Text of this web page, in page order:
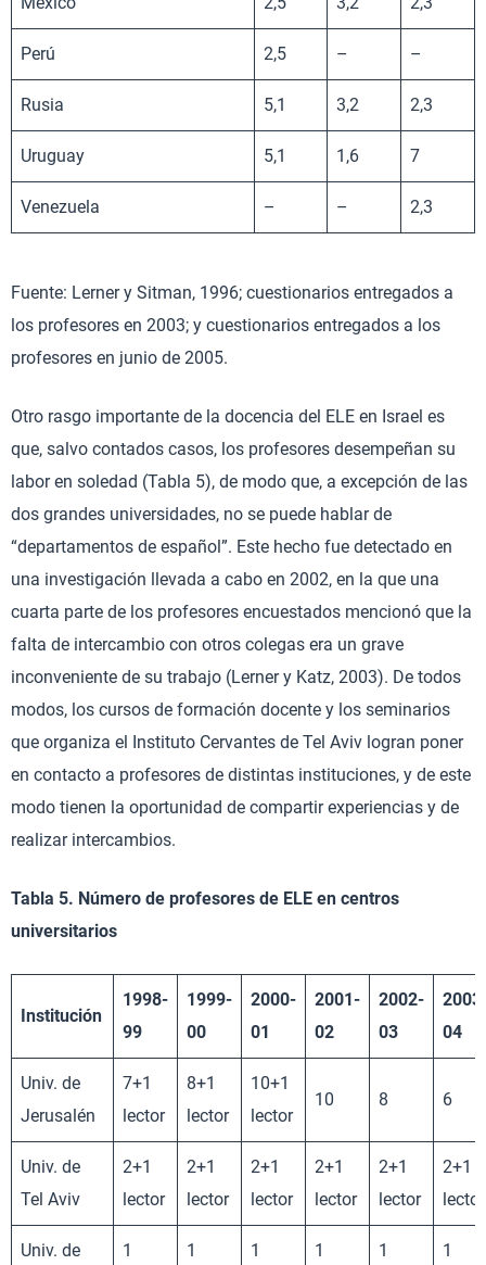
Perú 2,5 – –
Rusia 5,1 3,2 2,3
Uruguay 5,1 1,6 7
Venezuela – – 2,3
Fuente: Lerner y Sitman, 1996; cuestionarios entregados a
los profesores en 2003; y cuestionarios entregados a los
profesores en junio de 2005.
Otro rasgo importante de la docencia del ELE en Israel es
que, salvo contados casos, los profesores desempeñan su
labor en soledad (Tabla 5), de modo que, a excepción de las
dos grandes universidades, no se puede hablar de
“departamentos de español”. Este hecho fue detectado en
una investigación llevada a cabo en 2002, en la que una
cuarta parte de los profesores encuestados mencionó que la
falta de intercambio con otros colegas era un grave
inconveniente de su trabajo (Lerner y Katz, 2003). De todos
modos, los cursos de formación docente y los seminarios
que organiza el Instituto Cervantes de Tel Aviv logran poner
en contacto a profesores de distintas instituciones, y de este
modo tienen la oportunidad de compartir experiencias y de
realizar intercambios.
Tabla 5. Número de profesores de ELE en centros
universitarios
Institución
1998-
99
1999-
00
2000-
01
2001-
02
2002-
03
04
Univ. de
Jerusalén
7+1
lector
8+1
lector
10+1
lector
10 8 6
Univ. de
Tel Aviv
2+1
lector
2+1
lector
2+1
lector
2+1
lector
2+1
lector
2+1
lector
Univ. de
1
1
1
1
1
1